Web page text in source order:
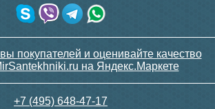
+7 (495) 648-47-17